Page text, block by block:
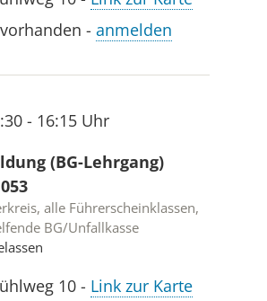
- anmelden
- 16:15 Uhr
(BG-Lehrgang)
alle Führerscheinklassen,
BG/Unfallkasse
10- Link zur Karte